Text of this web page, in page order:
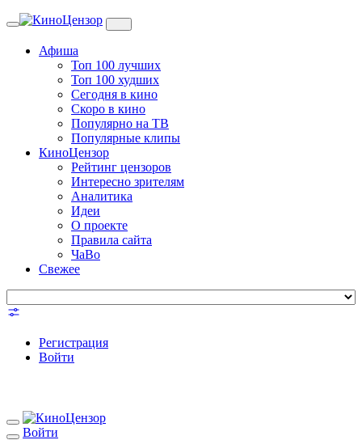
Toggle
Афиша
Топ 100 лучших
Топ 100 худших
Сегодня в кино
Скоро в кино
Популярно на ТВ
Популярные клипы
КиноЦензор
Рейтинг цензоров
Интересно зрителям
Аналитика
Идеи
О проекте
Правила сайта
ЧаВо
Свежее
Регистрация
Войти
Войти